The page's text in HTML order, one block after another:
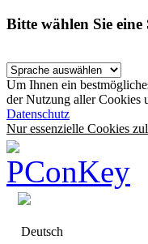
Bitte wählen Sie
Um Ihnen ein
der Nutzung aller Cookies
Datenschutz
Nur essenzielle Cookies
Deutsch